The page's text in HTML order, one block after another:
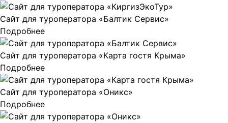
Сайт для туроператора «Балтик Сервис»
Подробнее
Сайт для туроператора «Карта гостя Крыма»
Подробнее
Сайт для туроператора «Оникс»
Подробнее